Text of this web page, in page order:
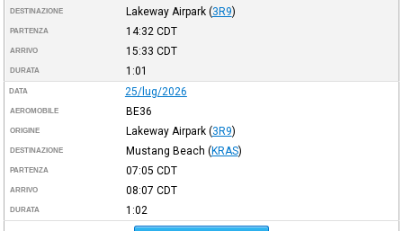
DESTINAZIONE Lakeway Airpark (3R9)
PARTENZA 14:32 CDT
ARRIVO 15:33 CDT
DURATA 1:01
DATA 25/lug/2026
AEROMOBILE BE36
ORIGINE Lakeway Airpark (3R9)
DESTINAZIONE Mustang Beach (KRAS)
PARTENZA 07:05 CDT
ARRIVO 08:07 CDT
DURATA 1:02